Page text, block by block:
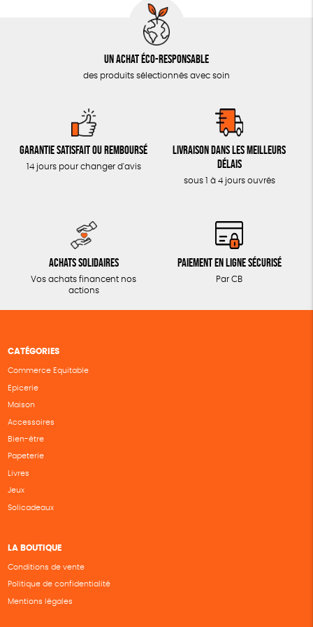
Un achat éco-responsable
des produits sélectionnés avec soin
Garantie satisfait ou remboursé
14 jours pour changer d'avis
Livraison dans les meilleurs
délais
sous 1 à 4 jours ouvrés
Achats solidaires
Vos achats financent nos
actions
Paiement en ligne sécurisé
Par CB
CATÉGORIES
Commerce Equitable
Epicerie
Maison
Accessoires
Bien-être
Papeterie
Livres
Jeux
Solicadeaux
LA BOUTIQUE
Conditions de vente
Politique de confidentialité
Mentions légales